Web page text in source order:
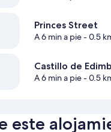
Princes Street
A 6 min a pie- 0.5
Castillo de
A 6 min a pie- 0.5
este